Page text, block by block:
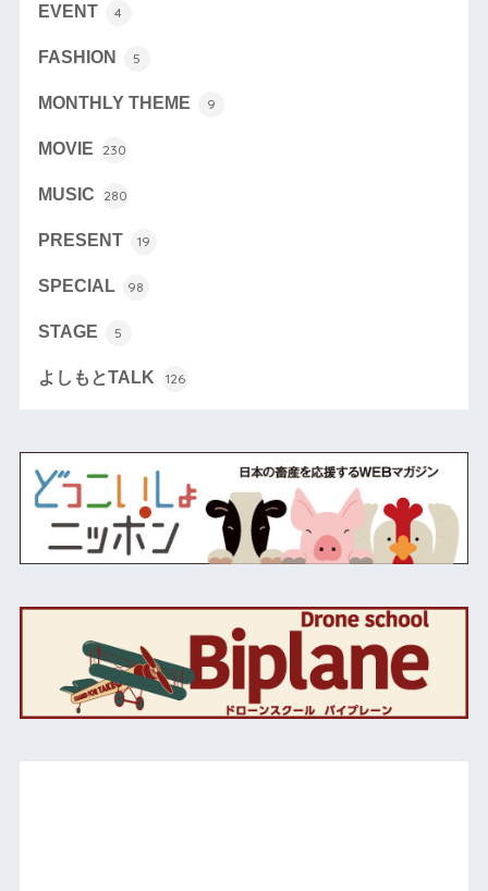
EVENT 4
FASHION 5
MONTHLY THEME 9
MOVIE 230
MUSIC 280
PRESENT 19
SPECIAL 98
STAGE 5
よしもとTALK 126